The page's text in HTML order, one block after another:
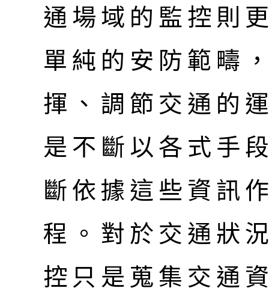
通場域的監控則
單純的安防範疇
揮、調節交通的
是不斷以各式手
斷依據這些資訊
程。對於交通狀
控只是蒐集交通